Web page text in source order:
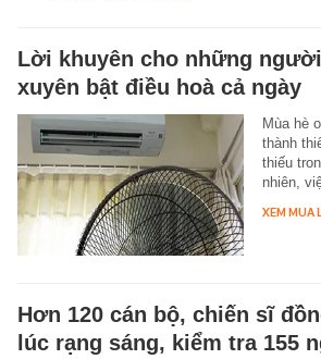
Lời khuyên cho những
xuyên bật điều hoà cả ngày
Mùa hè
thành
thiếu
nhiên,
XEM MUA
Hơn 120 cán bộ, chiến sĩ
lúc rạng sáng, kiểm tra 155